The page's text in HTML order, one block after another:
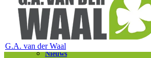
Telefoon 0180 – 421399
Schaapherderweg 6, 2988 CK Ridderkerk
Vacatures
Nieuws
G.A. van der Waal